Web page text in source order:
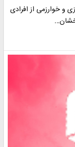
و خوارزمی از افرادی